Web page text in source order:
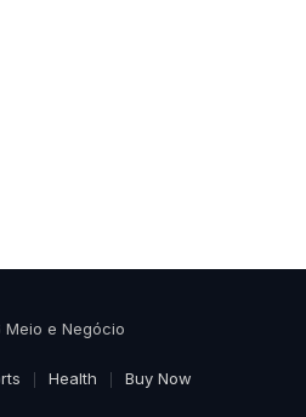
e Negócio
Health Buy Now